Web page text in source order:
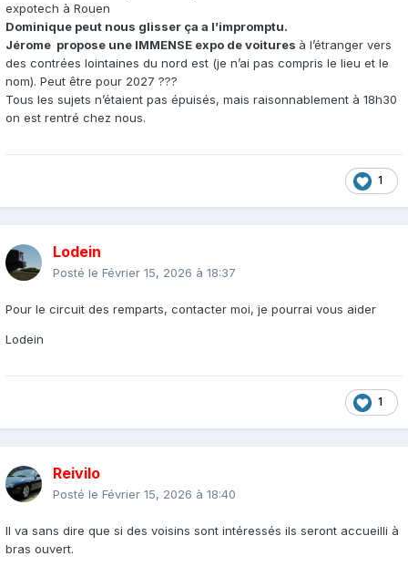
expotech à Rouen
Dominique peut nous glisser ça a l’impromptu.
Jérome propose une IMMENSE expo de voitures à l’étranger vers
des contrées lointaines du nord est (je n’ai pas compris le lieu et le
nom). Peut être pour 2027 ???
Tous les sujets n’étaient pas épuisés, mais raisonnablement à 18h30
on est rentré chez nous.
1
Lodein
Posté le Février 15, 2026 à 18:37
Pour le circuit des remparts, contacter moi, je pourrai vous aider
Lodein
1
Reivilo
Posté le Février 15, 2026 à 18:40
Il va sans dire que si des voisins sont intéressés ils seront accueilli à
bras ouvert.